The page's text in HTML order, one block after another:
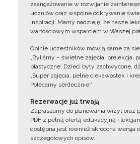
zaangażowanie w rozwijanie
uczniów oraz wspólne odkrywanie
inspiracji. Mamy nadzieję, że nasze
wartościowym wsparciem w Waszej
Opinie uczestników mówią same za
„Byliśmy – świetne zajęcia, prelekcja,
plastyczne. Dzieci były zachwycone,
„Super zajęcia, pełne ciekawostek i
Polecamy serdecznie!”
Rezerwacje już trwają
Zapraszamy do planowania wizyt oraz
PDF z pełną ofertą edukacyjną i
dostępna jest również skrócona wersja
szczegółowych opisów.